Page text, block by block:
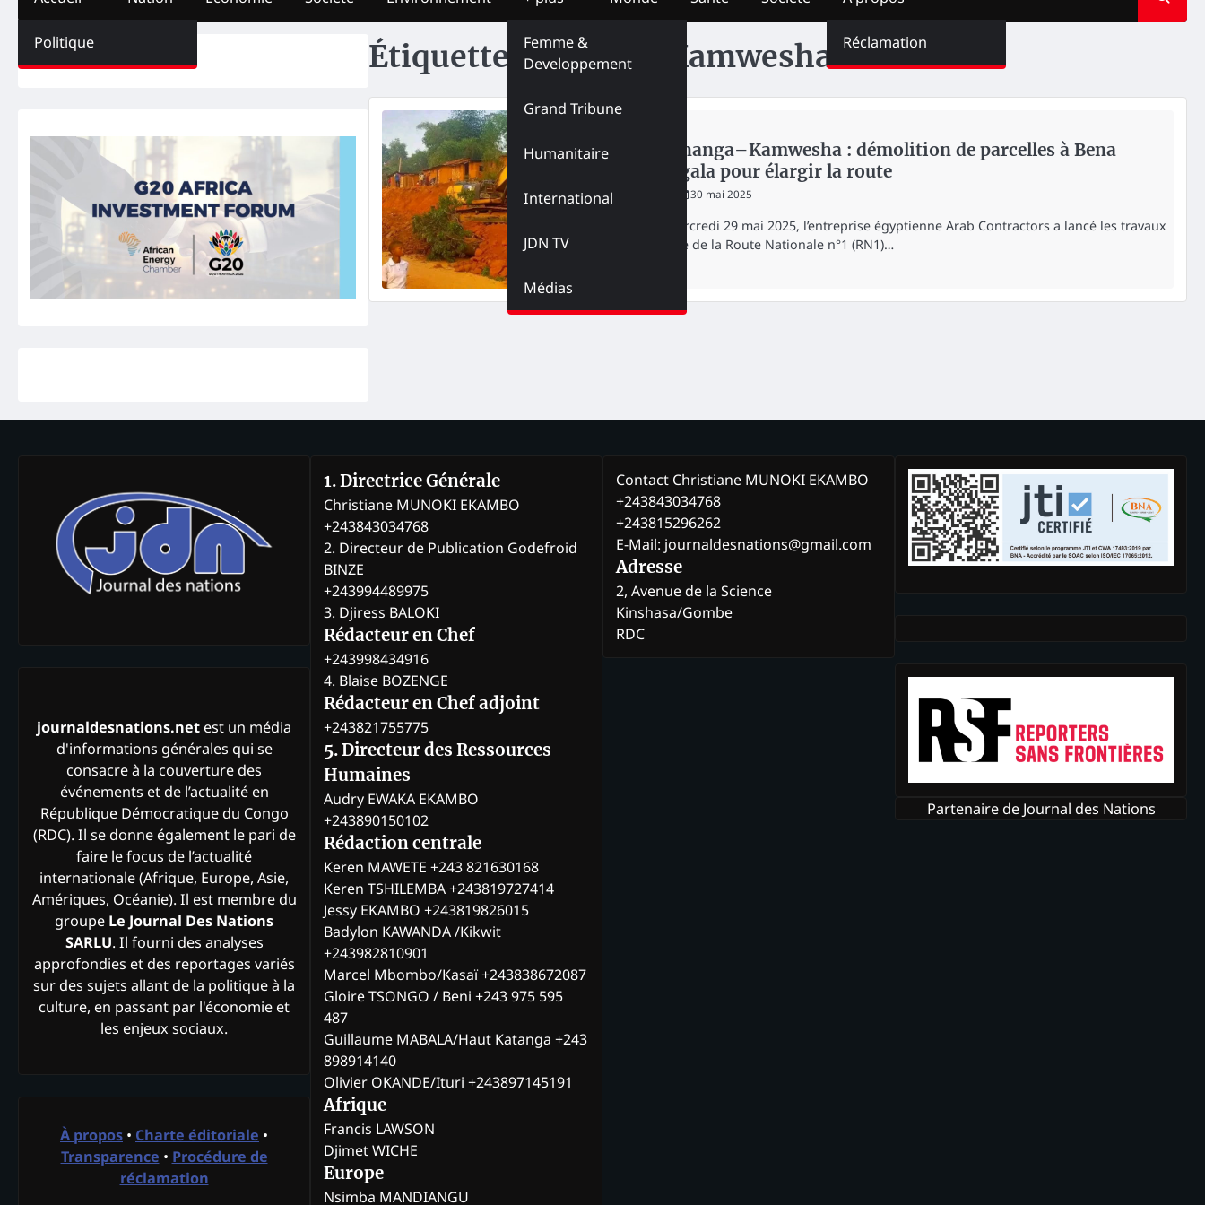
Politique
Femme &
Developpement
Grand Tribune
Humanitaire
International
JDN TV
Médias
Réclamation
Étiquette :Kanaga-Kamwesha
RN1 Kananga–Kamwesha : démolition de parcelles à Bena
Mukangala pour élargir la route
30 mai 2025
Depuis mercredi 29 mai 2025, l’entreprise égyptienne Arab Contractors a lancé les travaux
d’ouverture de la Route Nationale n°1 (RN1)…
journaldesnations.net est un média
d'informations générales qui se
consacre à la couverture des
événements et de l’actualité en
République Démocratique du Congo
(RDC). Il se donne également le pari de
faire le focus de l’actualité
internationale (Afrique, Europe, Asie,
Amériques, Océanie). Il est membre du
groupe Le Journal Des Nations
SARLU. Il fourni des analyses
approfondies et des reportages variés
sur des sujets allant de la politique à la
culture, en passant par l'économie et
les enjeux sociaux.
À propos • Charte éditoriale •
Transparence • Procédure de
réclamation
1. Directrice Générale
Christiane MUNOKI EKAMBO
+243843034768
2. Directeur de Publication Godefroid
BINZE
+243994489975
3. Djiress BALOKI
Rédacteur en Chef
+243998434916
4. Blaise BOZENGE
Rédacteur en Chef adjoint
+243821755775
5. Directeur des Ressources
Humaines
Audry EWAKA EKAMBO
+243890150102
Rédaction centrale
Keren MAWETE +243 821630168
Keren TSHILEMBA +243819727414
Jessy EKAMBO +243819826015
Badylon KAWANDA /Kikwit
+243982810901
Marcel Mbombo/Kasaï +243838672087
Gloire TSONGO / Beni +243 975 595
487
Guillaume MABALA/Haut Katanga +243
898914140
Olivier OKANDE/Ituri +243897145191
Afrique
Francis LAWSON
Djimet WICHE
Europe
Nsimba MANDIANGU
Contact Christiane MUNOKI EKAMBO
+243843034768
+243815296262
E-Mail: journaldesnations@gmail.com
Adresse
2, Avenue de la Science
Kinshasa/Gombe
RDC
Partenaire de Journal des Nations